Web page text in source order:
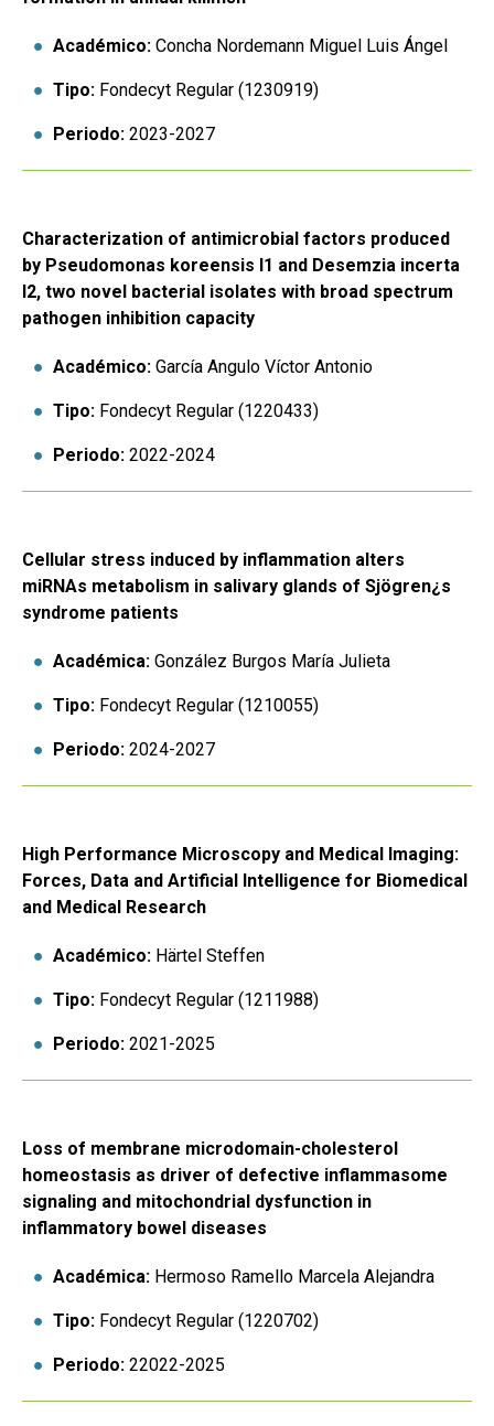
Académico: Concha Nordemann Miguel Luis Ángel
Tipo: Fondecyt Regular (1230919)
Periodo: 2023-2027
Characterization of antimicrobial factors produced
by Pseudomonas koreensis I1 and Desemzia incerta
I2, two novel bacterial isolates with broad spectrum
pathogen inhibition capacity
Académico: García Angulo Víctor Antonio
Tipo: Fondecyt Regular (1220433)
Periodo: 2022-2024
Cellular stress induced by inflammation alters
miRNAs metabolism in salivary glands of Sjögren¿s
syndrome patients
Académica: González Burgos María Julieta
Tipo: Fondecyt Regular (1210055)
Periodo: 2024-2027
High Performance Microscopy and Medical Imaging:
Forces, Data and Artificial Intelligence for Biomedical
and Medical Research
Académico: Härtel Steffen
Tipo: Fondecyt Regular (1211988)
Periodo: 2021-2025
Loss of membrane microdomain-cholesterol
homeostasis as driver of defective inflammasome
signaling and mitochondrial dysfunction in
inflammatory bowel diseases
Académica: Hermoso Ramello Marcela Alejandra
Tipo: Fondecyt Regular (1220702)
Periodo: 22022-2025